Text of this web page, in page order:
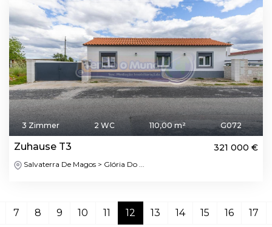
3 Zimmer 2 WC 110,00 m² G072
Zuhause T3 321 000 €
Salvaterra De Magos > Glória Do ...
7 8 9 10 11 12 13 14 15 16 17